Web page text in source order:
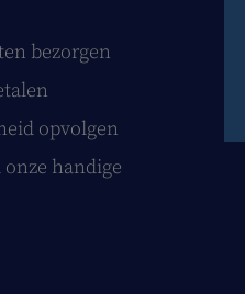
bezorgen
opvolgen
handige